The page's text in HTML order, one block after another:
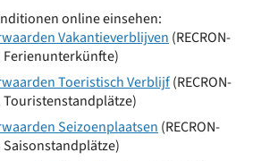
online einsehen:
Vakantieverblijven (RECRON-
Ferienunterkünfte)
Toeristisch Verblijf(RECRON-
Touristenstandplätze)
Seizoenplaatsen (RECRON-